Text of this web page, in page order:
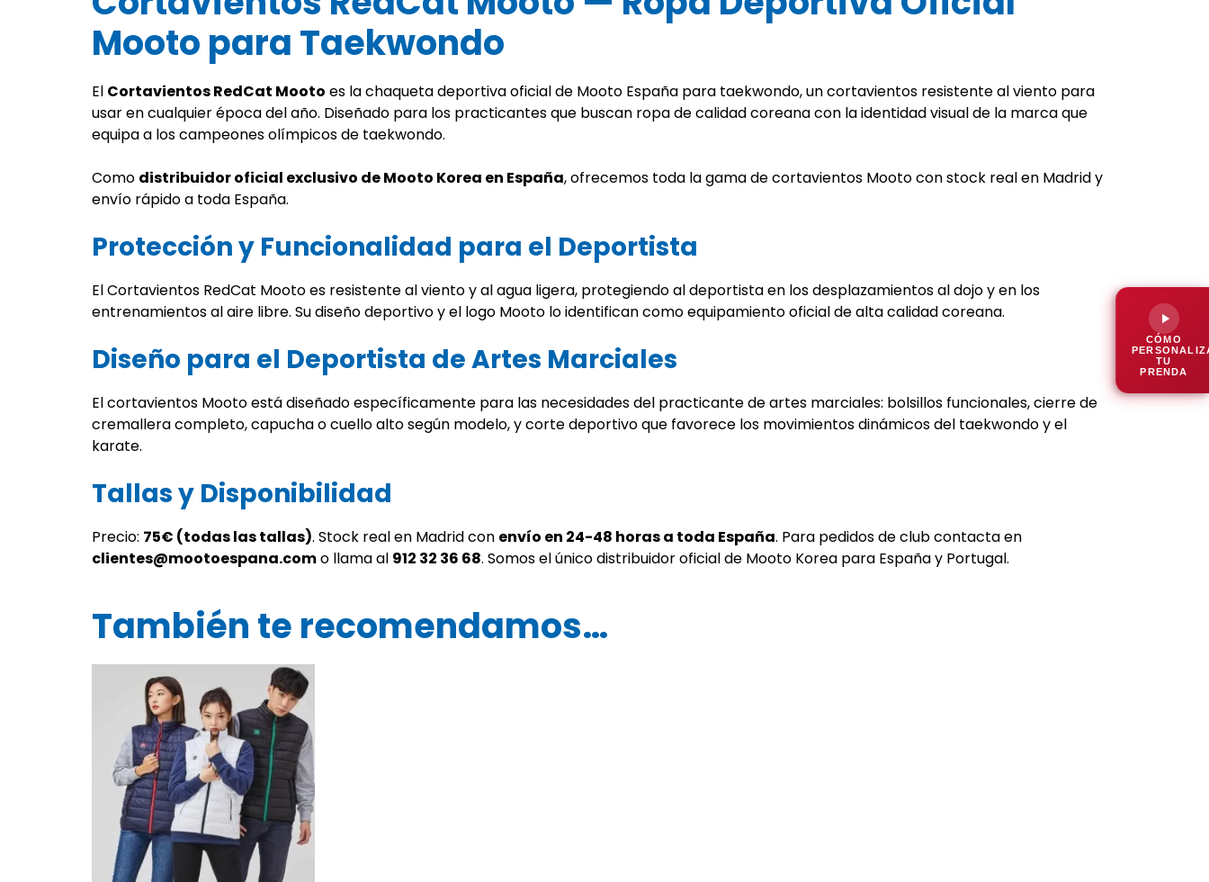
Mooto para Taekwondo
El Cortavientos RedCat Mooto es la chaqueta deportiva oficial de Mooto España para taekwondo, un cortavientos resistente al viento para
usar en cualquier época del año. Diseñado para los practicantes que buscan ropa de calidad coreana con la identidad visual de la marca que
equipa a los campeones olímpicos de taekwondo.
Como distribuidor oficial exclusivo de Mooto Korea en España, ofrecemos toda la gama de cortavientos Mooto con stock real en Madrid y
envío rápido a toda España.
Protección y Funcionalidad para el Deportista
El Cortavientos RedCat Mooto es resistente al viento y al agua ligera, protegiendo al deportista en los desplazamientos al dojo y en los
entrenamientos al aire libre. Su diseño deportivo y el logo Mooto lo identifican como equipamiento oficial de alta calidad coreana.
Diseño para el Deportista de Artes Marciales
El cortavientos Mooto está diseñado específicamente para las necesidades del practicante de artes marciales: bolsillos funcionales, cierre de
cremallera completo, capucha o cuello alto según modelo, y corte deportivo que favorece los movimientos dinámicos del taekwondo y el
karate.
Tallas y Disponibilidad
Precio: 75€ (todas las tallas). Stock real en Madrid con envío en 24-48 horas a toda España. Para pedidos de club contacta en
clientes@mootoespana.como llama al 912 32 36 68. Somos el único distribuidor oficial de Mooto Korea para España y Portugal.
También te recomendamos…
CÓMO
TU
PRENDA